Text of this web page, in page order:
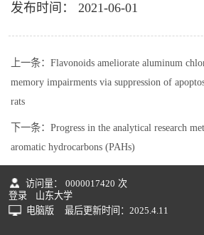
发布时间： 2021-06-01
上一条： Flavonoids ameliorate aluminum
memory impairments via suppression of
rats
下一条： Progress in the analytical research
aromatic hydrocarbons (PAHs)
访问量： 0000017420 次
登录
山东大学
电脑版
最后更新时间： 2025 4. 11